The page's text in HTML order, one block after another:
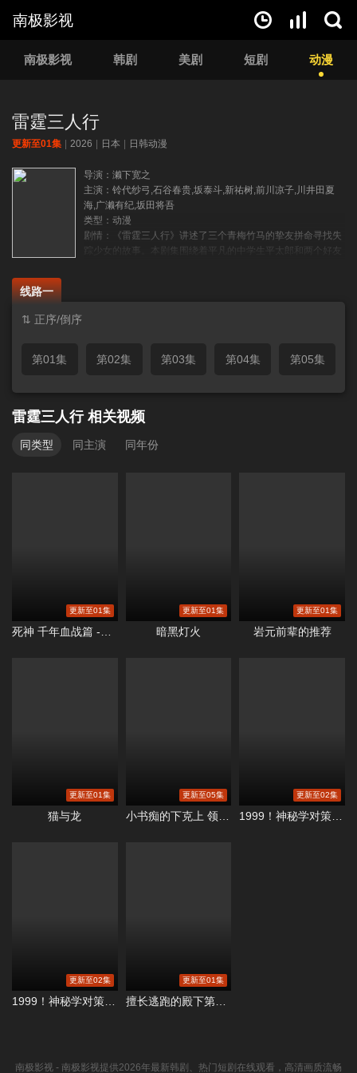
南极影视
南极影视 韩剧 美剧 短剧 动漫
雷霆三人行
更新至01集 2026 日本 日韩动漫
导演：濑下宽之
主演：铃代纱弓,石谷春贵,坂泰斗,新祐树,前川凉子,川井田夏
海,广濑有纪,坂田将吾
类型：动漫
剧情：《雷霆三人行》讲述了三个青梅竹马的挚友拼命寻找失
踪少女的故事。本剧集围绕着平凡的中学生平太郎和两个好友
线路一
⇅ 正序/倒序
第01集 第02集 第03集 第04集 第05集
雷霆三人行相关视频
同类型 同主演 同年份
更新至01集
暗黑灯火
更新至01集
岩元前辈的推荐
更新至01集
猫与龙
更新至01集
小书痴的下克上 领主的养女
更新至05集
1999！神秘学对策部国语
更新至02集
更新至02集
擅长逃跑的殿下第二季
更新至01集
南极影视 - 南极影视提供2026年最新韩剧、热门短剧在线观看，高清画质流畅